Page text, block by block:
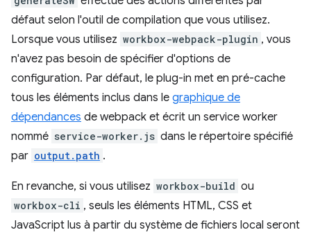
défaut selon l'outil de compilation que vous utilisez.
Lorsque vous utilisez workbox-webpack-plugin , vous
n'avez pas besoin de spécifier d'options de
configuration. Par défaut, le plug-in met en pré-cache
tous les éléments inclus dans le graphique de
dépendances de webpack et écrit un service worker
nommé service-worker.js dans le répertoire spécifié
par output.path .
En revanche, si vous utilisez workbox-build ou
workbox-cli , seuls les éléments HTML, CSS et
JavaScript lus à partir du système de fichiers local seront